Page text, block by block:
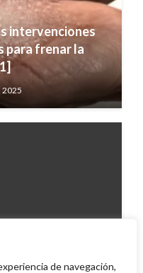
de navegación,
intervenciones
para frenar la
2025
asumir